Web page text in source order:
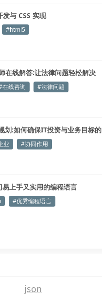
与 CSS 实现
#html5
在线解答:让法律问题轻松解决
在线咨询 #法律问题
划:如何确保IT投资与业务目标的
业 #协同作用
上手又实用的编程语言
#优秀编程语言
json